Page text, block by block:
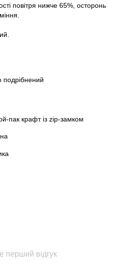
повітря нижче 65%, осторонь
подрібнений
пак крафт із zip-замком
перший відгук